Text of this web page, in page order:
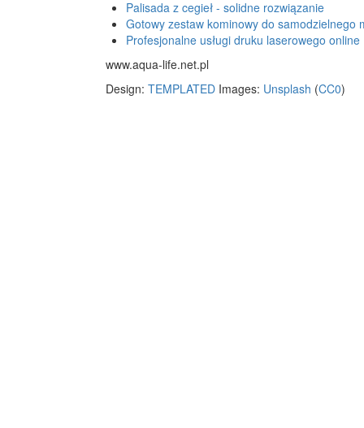
Palisada z cegieł - solidne rozwiązanie
Gotowy zestaw kominowy do samodzielnego
Profesjonalne usługi druku laserowego online
www.aqua-life.net.pl
Design: TEMPLATED Images: Unsplash (CC0)